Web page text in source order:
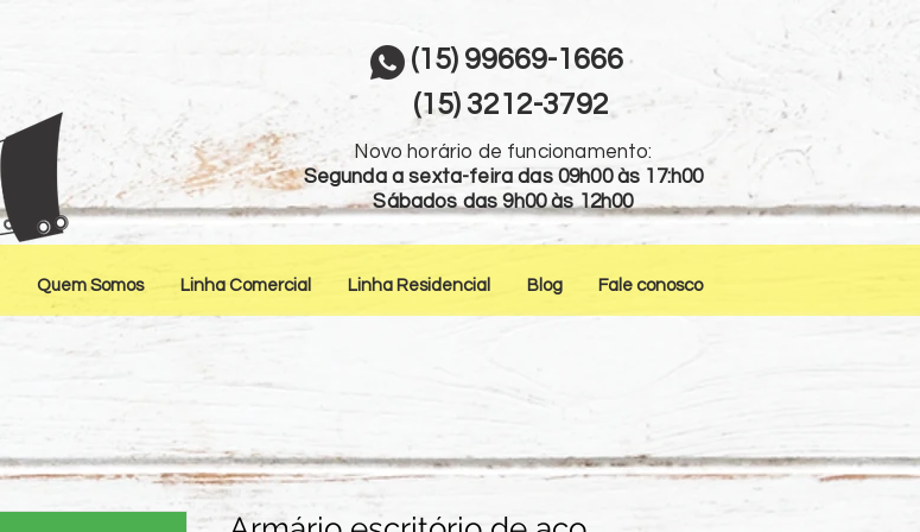
Novo horário de funcionamento:
Segunda a sexta-feira das 09h00 às 17:h00
Sábados das 9h00 às 12h00
Quem Somos Linha Comercial Linha Residencial Blog Fale conosco
(15) 99669-1666
(15) 3212-3792